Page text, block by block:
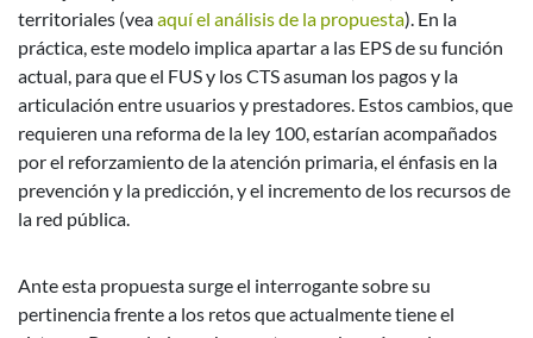
territoriales (veaaquí el análisis de la propuesta). En la
práctica, este modelo implica apartar a las EPS de su función
actual, para que el FUS y los CTS asuman los pagos y la
articulación entre usuarios y prestadores. Estos cambios, que
requieren una reforma de la ley 100, estarían acompañados
por el reforzamiento de la atención primaria, el énfasis en la
prevención y la predicción, y el incremento de los recursos de
la red pública.
Ante esta propuesta surge el interrogante sobre su
pertinencia frente a los retos que actualmente tiene el